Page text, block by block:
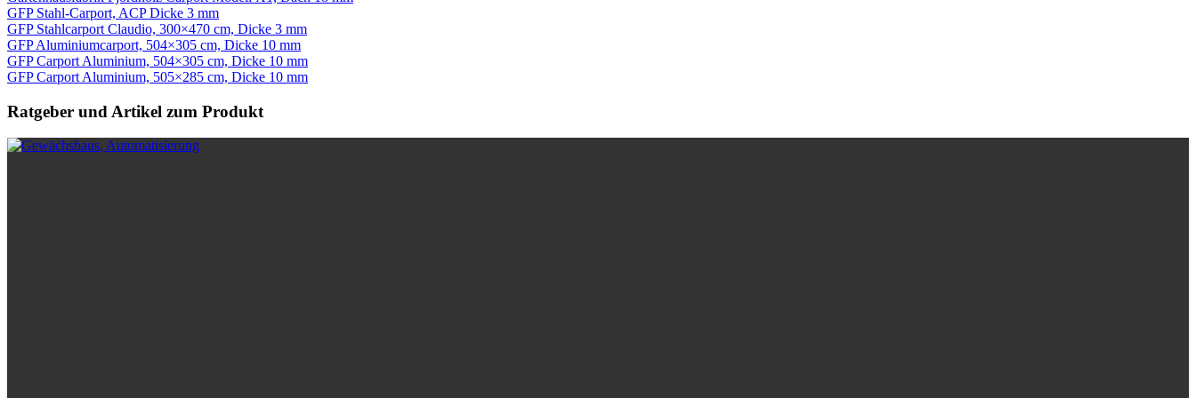
GFP Stahl-Carport, ACP Dicke 3 mm
GFP Stahlcarport Claudio, 300×470 cm, Dicke 3 mm
GFP Aluminiumcarport, 504×305 cm, Dicke 10 mm
GFP Carport Aluminium, 504×305 cm, Dicke 10 mm
GFP Carport Aluminium, 505×285 cm, Dicke 10 mm
Ratgeber und Artikel zum Produkt